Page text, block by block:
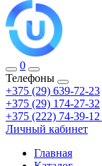
0
Телефоны
+375 (29) 639-72-23
+375 (29) 174-27-32
+375 (222) 74-39-12
Личный кабинет
Главная